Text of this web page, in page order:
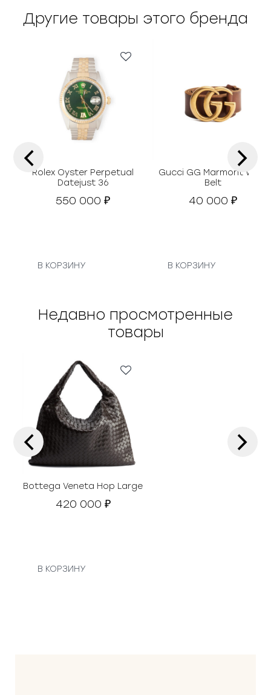
Другие товары этого бренда
Rolex Oyster Perpetual
Datejust 36
550 000₽
В КОРЗИНУ
Gucci GG Marmont Wide
Belt
40 000₽
В КОРЗИНУ
‹ ›
Недавно просмотренные
товары
Bottega Veneta Hop Large
420 000 ₽
В КОРЗИНУ
‹ ›